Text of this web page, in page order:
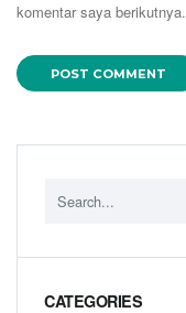
CATEGORIES
komentar saya berikutnya.